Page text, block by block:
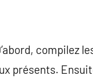
compilez
présents.